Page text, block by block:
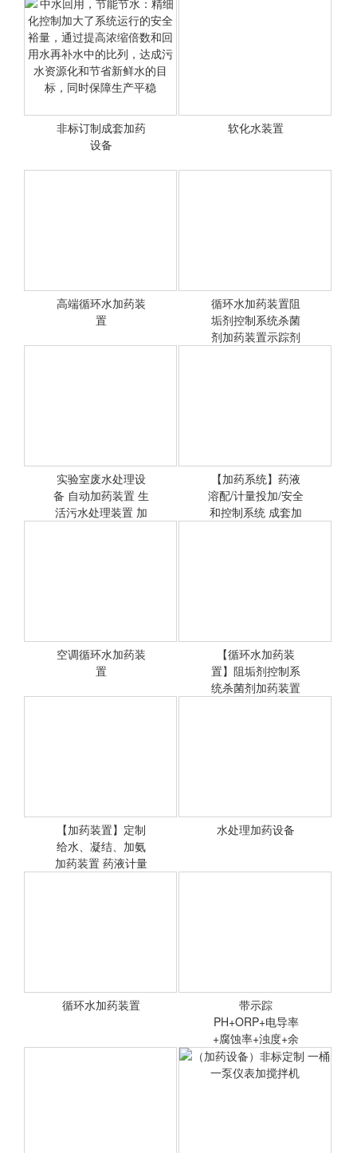
<查看详情>
新鲜水的目标，同时保障生
产平稳
<查看详情>
非标订制成套加药
设备
<查看详情>
软化水装置
<查看详情>
高端循环水加药装
置
<查看详情>
循环水加药装置阻
垢剂控制系统杀菌
剂加药装置示踪剂
<查看详情>
实验室废水处理设
备 自动加药装置 生
活污水处理装置 加
<查看详情>
【加药系统】药液
溶配/计量投加/安全
和控制系统 成套加
<查看详情>
空调循环水加药装
置
【循环水加药装
置】阻垢剂控制系
统杀菌剂加药装置
【加药装置】定制
给水、凝结、加氨
加药装置 药液计量
<查看详情>
水处理加药设备
循环水加药装置
带示踪
PH+ORP+电导率
+腐蚀率+浊度+余
氯一体机